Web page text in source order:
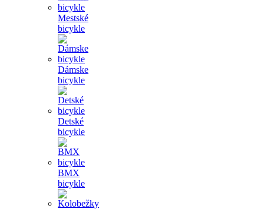
Mestské
bicykle
Dámske
bicykle
Detské
bicykle
BMX
bicykle